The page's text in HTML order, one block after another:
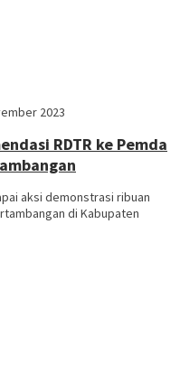
2023
RDTR ke Pemda
aksi demonstrasi ribuan
di Kabupaten